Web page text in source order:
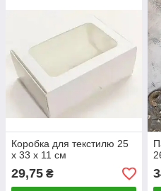
Коробка для текстилю 25
х 33 х 11 см
29,75 ₴